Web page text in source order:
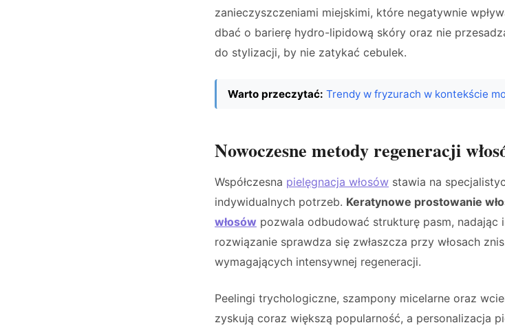
zanieczyszczeniami miejskimi, które negatywnie
dbać o barierę hydro-lipidową skóry oraz nie
do stylizacji, by nie zatykać cebulek.
Warto przeczytać: Trendy w fryzurach w kontekście
Nowoczesne metody regeneracji
Współczesna pielęgnacja włosów stawia na
indywidualnych potrzeb. Keratynowe prostowanie
włosów pozwala odbudować strukturę pasm, nadając
rozwiązanie sprawdza się zwłaszcza przy włosach
wymagających intensywnej regeneracji.
Peelingi trychologiczne, szampony micelarne oraz
zyskują coraz większą popularność, a personalizacja